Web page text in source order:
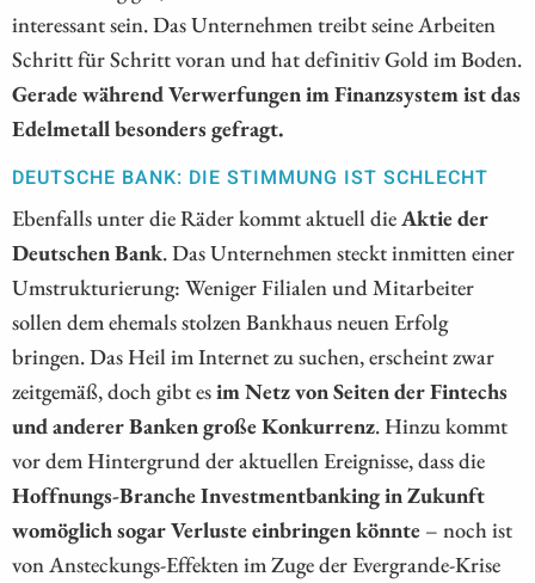
interessant sein. Das Unternehmen treibt seine Arbeiten
Schritt für Schritt voran und hat definitiv Gold im Boden.
Gerade während Verwerfungen im Finanzsystem ist das
Edelmetall besonders gefragt.
DEUTSCHE BANK: DIE STIMMUNG IST SCHLECHT
Ebenfalls unter die Räder kommt aktuell dieAktie der
Deutschen Bank. Das Unternehmen steckt inmitten einer
Umstrukturierung: Weniger Filialen und Mitarbeiter
sollen dem ehemals stolzen Bankhaus neuen Erfolg
bringen. Das Heil im Internet zu suchen, erscheint zwar
zeitgemäß, doch gibt esim Netz von Seiten der Fintechs
und anderer Banken große Konkurrenz. Hinzu kommt
vor dem Hintergrund der aktuellen Ereignisse, dass die
Hoffnungs-Branche Investmentbanking in Zukunft
womöglich sogar Verluste einbringen könnte – noch ist
von Ansteckungs-Effekten im Zuge der Evergrande-Krise